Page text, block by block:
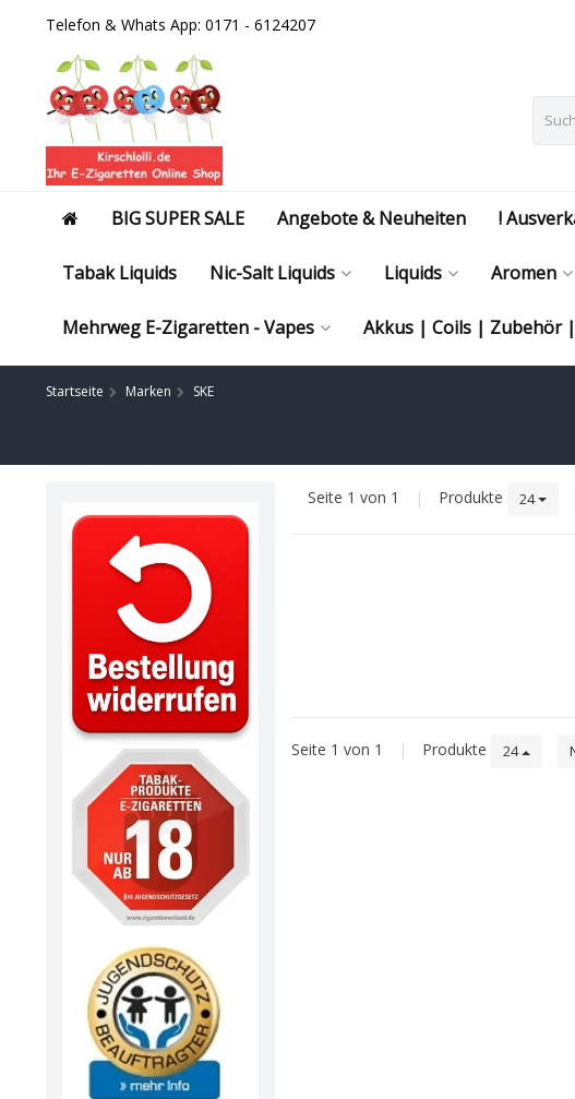
Telefon & Whats App: 0171 - 6124207
BIG SUPER SALE Angebote & Neuheiten !
Tabak Liquids Nic-Salt Liquids Liquids Aromen
Mehrweg E-Zigaretten - Vapes Akkus | Coils | Zubehör
Startseite Marken SKE
Seite 1 von 1 | Produkte 24
Seite 1 von 1 | Produkte 24